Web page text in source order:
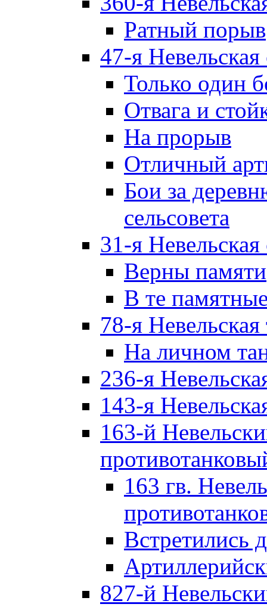
Ратный порыв
47-я Невельская
Только один
Отвага и
На прорыв
Отличный
Бои за
сельсовета
31-я Невельская
Верны памяти
В те
78-я Невельская
На личном
236-я
143-я
163-й
163 гв.
Встретились
827-й